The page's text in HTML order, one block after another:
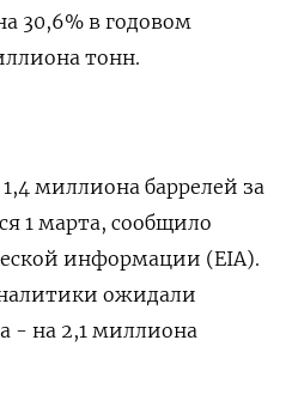
30,6% в годовом
тонн.
миллиона баррелей за
1 марта, сообщило
информации (EIA).
ожидали
- на 2,1 миллиона